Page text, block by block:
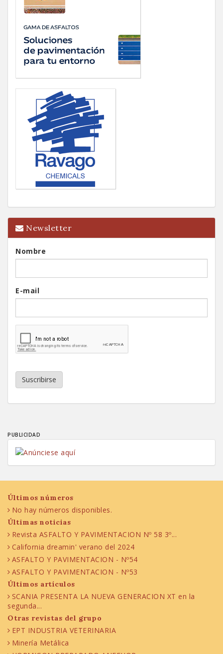
Newsletter
Nombre
E-mail
Suscribirse
PUBLICIDAD
Últimos números
No hay números disponibles.
Últimas noticias
Revista ASFALTO Y PAVIMENTACION Nº 58 3º...
California dreamin' verano del 2024
ASFALTO Y PAVIMENTACION - Nº54
ASFALTO Y PAVIMENTACION - Nº53
Últimos artículos
SCANIA PRESENTA LA NUEVA GENERACION XT en la
segunda...
Otras revistas del grupo
EPT INDUSTRIA VETERINARIA
Minería Metálica